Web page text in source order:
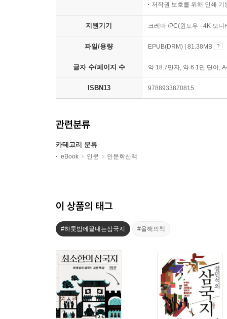
저작권 보호를 위해 인쇄 기
지원기기 크레마 /PC(윈도우 - 4K 모
파일/용량 EPUB(DRM) | 81.38MB
글자 수/페이지 수 약 18.7만자, 약 6.1만 단어,
ISBN13 9788933870815
관련분류
카테고리 분류
eBook 인문 인문학산책
이 상품의 태그
#하룻밤에끝내는삼국지 #올해의책